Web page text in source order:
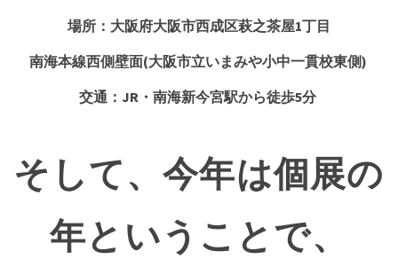
場所：大阪府大阪市西成区萩之茶屋1丁目
南海本線西側壁面(大阪市立いまみや小中一貫校東側)
交通：JR・南海新今宮駅から徒歩5分
そして、今年は個展の
年ということで、